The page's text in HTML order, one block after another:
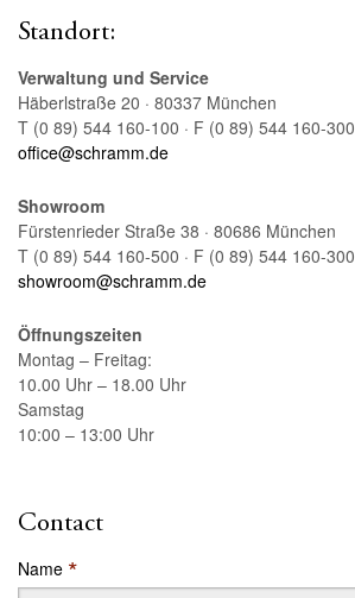
Contact
Name *
Standort:
Verwaltung und Service
Häberlstraße 20 · 80337 München
T (0 89) 544 160-100 · F (0 89) 544 160-300
office@schramm.de
Showroom
Fürstenrieder Straße 38 · 80686 München
T (0 89) 544 160-500 · F (0 89) 544 160-300
showroom@schramm.de
Öffnungszeiten
Montag – Freitag:
10.00 Uhr – 18.00 Uhr
Samstag
10:00 – 13:00 Uhr